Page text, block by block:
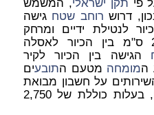
פי תקן ישראלי, המשמש
דרוש רוחב שטח גישה
ס"מ לכיור לנטילת ידיים ומרחק
הפרדה מינימלי של 20 ס"מ בין הכיור לאסלה
הגישה בין הכיור לקיר
מומחה מטעם התובעים
על חשבון מבואת
הכניסה לחדר השירותים, בעלות כוללת של 2,750